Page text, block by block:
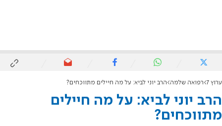
ערוץ 7 רפואה שלמה הרב יוני לביא: על מה חיילים מתווכחים?
הרב יוני לביא: על מה חיילים
מתווכחים?